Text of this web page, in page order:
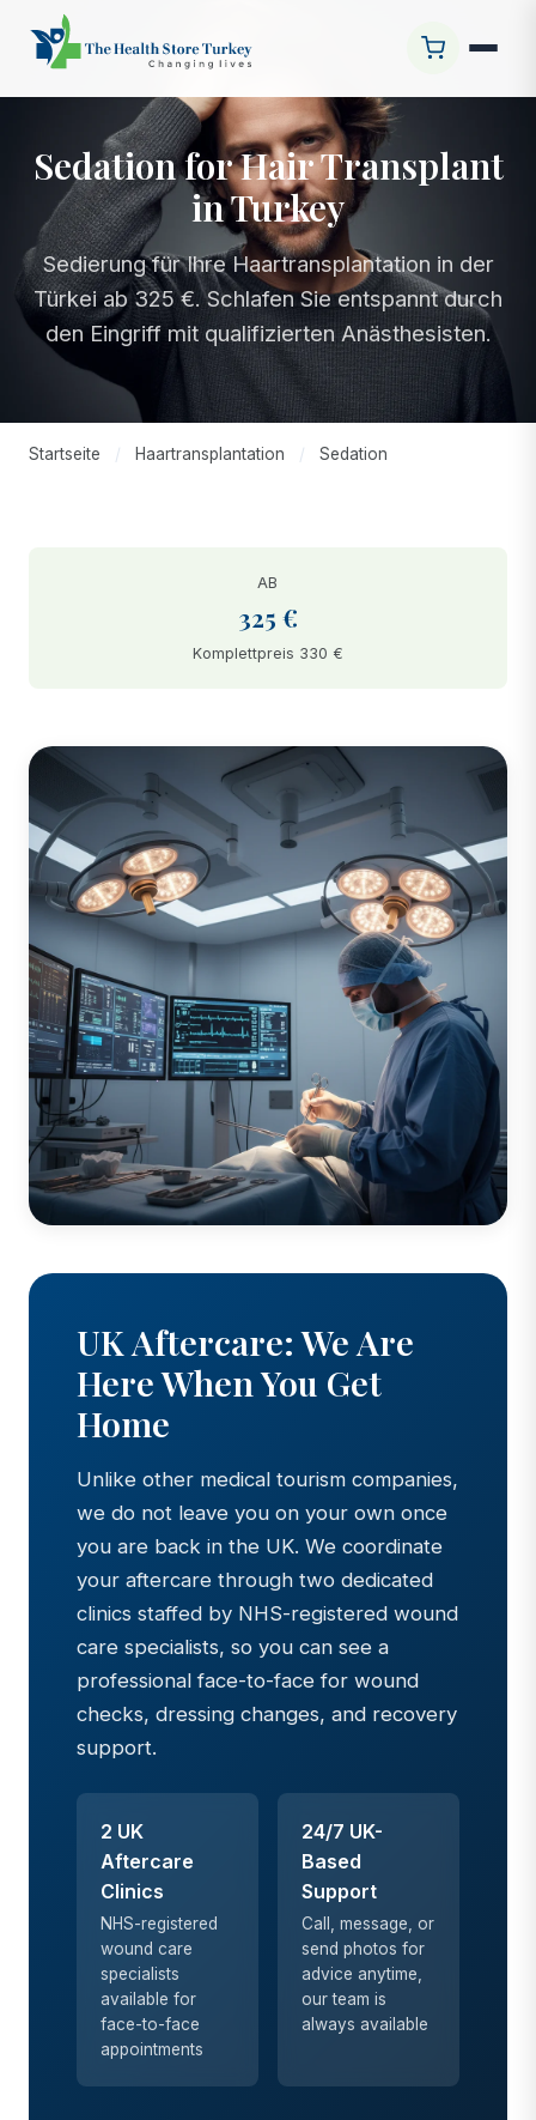
Sedation for Hair Transplant
in Turkey
Sedierung für Ihre Haartransplantation in der
Türkei ab 325 €. Schlafen Sie entspannt durch
den Eingriff mit qualifizierten Anästhesisten.
Startseite / Haartransplantation / Sedation
AB
325 €
Komplettpreis 330 €
UK Aftercare: We Are
Here When You Get
Home
Unlike other medical tourism companies,
we do not leave you on your own once
you are back in the UK. We coordinate
your aftercare through two dedicated
clinics staffed by NHS-registered wound
care specialists, so you can see a
professional face-to-face for wound
checks, dressing changes, and recovery
support.
2 UK
Aftercare
Clinics
NHS-registered
wound care
specialists
available for
face-to-face
appointments
24/7 UK-
Based
Support
Call, message, or
send photos for
advice anytime,
our team is
always available